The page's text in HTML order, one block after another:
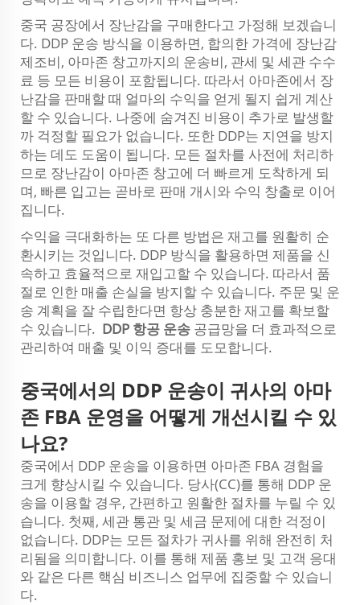
중국 공장에서 장난감을 구매한다고 가정해 보겠습니
다. DDP 운송 방식을 이용하면, 합의한 가격에 장난감
제조비, 아마존 창고까지의 운송비, 관세 및 세관 수수
료 등 모든 비용이 포함됩니다. 따라서 아마존에서 장
난감을 판매할 때 얼마의 수익을 얻게 될지 쉽게 계산
할 수 있습니다. 나중에 숨겨진 비용이 추가로 발생할
까 걱정할 필요가 없습니다. 또한 DDP는 지연을 방지
하는 데도 도움이 됩니다. 모든 절차를 사전에 처리하
므로 장난감이 아마존 창고에 더 빠르게 도착하게 되
며, 빠른 입고는 곧바로 판매 개시와 수익 창출로 이어
집니다.
수익을 극대화하는 또 다른 방법은 재고를 원활히 순
환시키는 것입니다. DDP 방식을 활용하면 제품을 신
속하고 효율적으로 재입고할 수 있습니다. 따라서 품
절로 인한 매출 손실을 방지할 수 있습니다. 주문 및 운
송 계획을 잘 수립한다면 항상 충분한 재고를 확보할
수 있습니다. DDP 항공 운송 공급망을 더 효과적으로
관리하여 매출 및 이익 증대를 도모합니다.
중국에서의 DDP 운송이 귀사의 아마
존 FBA 운영을 어떻게 개선시킬 수 있
나요?
중국에서 DDP 운송을 이용하면 아마존 FBA 경험을
크게 향상시킬 수 있습니다. 당사(CC)를 통해 DDP 운
송을 이용할 경우, 간편하고 원활한 절차를 누릴 수 있
습니다. 첫째, 세관 통관 및 세금 문제에 대한 걱정이
없습니다. DDP는 모든 절차가 귀사를 위해 완전히 처
리됨을 의미합니다. 이를 통해 제품 홍보 및 고객 응대
와 같은 다른 핵심 비즈니스 업무에 집중할 수 있습니
다.